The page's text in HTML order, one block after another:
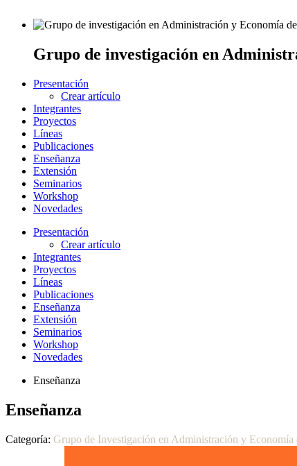
Grupo de investigación en
Presentación
Crear artículo
Integrantes
Proyectos
Líneas
Publicaciones
Enseñanza
Extensión
Seminarios
Workshop
Novedades
Presentación
Crear artículo
Integrantes
Proyectos
Líneas
Publicaciones
Enseñanza
Extensión
Seminarios
Workshop
Novedades
Enseñanza
Enseñanza
Categoría: Grupo de Investigación en Administración y Economía